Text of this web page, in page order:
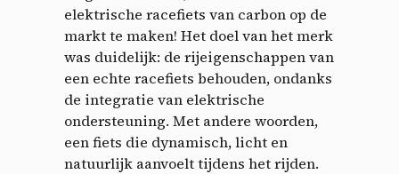
elektrische racefiets van carbon op de
markt te maken! Het doel van het merk
was duidelijk: de rijeigenschappen van
een echte racefiets behouden, ondanks
de integratie van elektrische
ondersteuning. Met andere woorden,
een fiets die dynamisch, licht en
natuurlijk aanvoelt tijdens het rijden.